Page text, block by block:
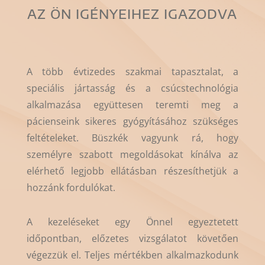
AZ ÖN IGÉNYEIHEZ IGAZODVA
A több évtizedes szakmai tapasztalat, a
speciális jártasság és a csúcstechnológia
alkalmazása együttesen teremti meg a
pácienseink sikeres gyógyításához szükséges
feltételeket. Büszkék vagyunk rá, hogy
személyre szabott megoldásokat kínálva az
elérhető legjobb ellátásban részesíthetjük a
hozzánk fordulókat.
A kezeléseket egy Önnel egyeztetett
időpontban, előzetes vizsgálatot követően
végezzük el. Teljes mértékben alkalmazkodunk